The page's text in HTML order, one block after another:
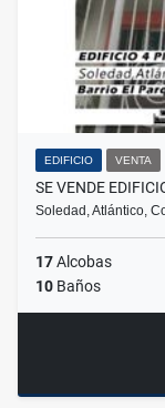
EDIFICIO VENTA
SE VENDE
Soledad, Atlántico,
17Alcobas
10 Baños